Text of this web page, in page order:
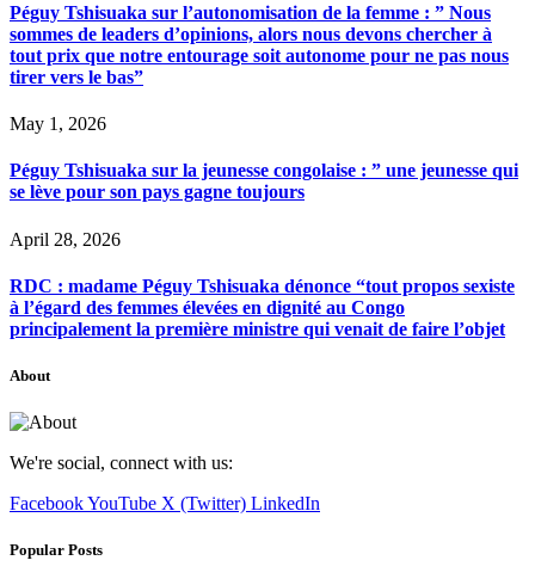
Péguy Tshisuaka sur l’autonomisation de la femme : ” Nous
sommes de leaders d’opinions, alors nous devons chercher à
tout prix que notre entourage soit autonome pour ne pas nous
tirer vers le bas”
May 1, 2026
Péguy Tshisuaka sur la jeunesse congolaise : ” une jeunesse qui
se lève pour son pays gagne toujours
April 28, 2026
RDC : madame Péguy Tshisuaka dénonce “tout propos sexiste
à l’égard des femmes élevées en dignité au Congo
principalement la première ministre qui venait de faire l’objet
About
We're social, connect with us:
FacebookYouTube X (Twitter) LinkedIn
Popular Posts